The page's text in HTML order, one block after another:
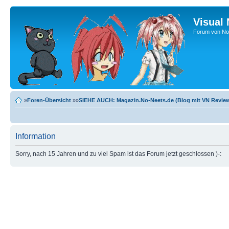
Visual
Forum von
»Foren-Übersicht »»SIEHE AUCH: Magazin.No-Neets.de (Blog mit VN
Information
Sorry, nach 15 Jahren und zu viel Spam ist das Forum jetzt geschlossen )-: